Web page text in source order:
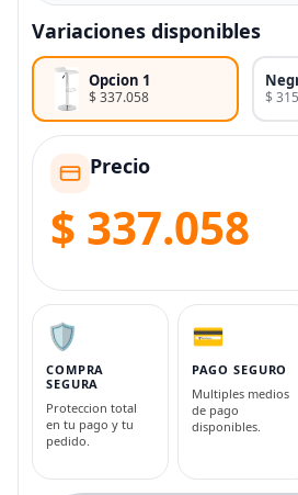
Variaciones disponibles
Opcion 1
$ 337.058 $
Precio
$ 337.058
🛡️
COMPRA
SEGURA
Proteccion total
en tu pago y tu
pedido.
💳
PAGO SEGURO
Multiples medios
de pago
disponibles.